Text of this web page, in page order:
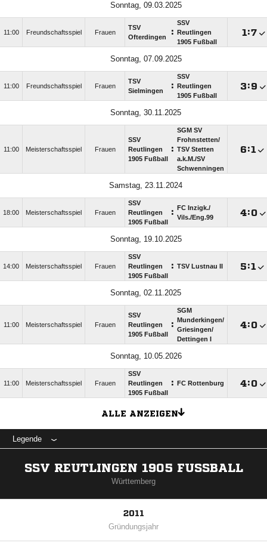
Sonntag, 09.03.2025
11:00 Freundschaftsspiel Frauen
TSV
Ofterdingen
:
SSV
Reutlingen
1905 Fußball
:
Sonntag, 07.09.2025
11:00 Freundschaftsspiel Frauen
TSV
Sielmingen
:
SSV
Reutlingen
1905 Fußball
:
Sonntag, 30.11.2025
11:00 Meisterschaftsspiel Frauen
SSV
Reutlingen
1905 Fußball
:
SGM SV
Frohnstetten/​
TSV Stetten
a.k.M./​SV
Schwenningen
:
Samstag, 23.11.2024
18:00 Meisterschaftsspiel Frauen
SSV
Reutlingen
1905 Fußball
:
FC Inzigk./​
Vils./​Eng.99
:
Sonntag, 19.10.2025
14:00 Meisterschaftsspiel Frauen
SSV
Reutlingen
1905 Fußball
: TSV Lustnau II :
Sonntag, 02.11.2025
11:00 Meisterschaftsspiel Frauen
SSV
Reutlingen
1905 Fußball
:
SGM
Munderkingen/​
Griesingen/​
Dettingen I
:
Sonntag, 10.05.2026
11:00 Meisterschaftsspiel Frauen
SSV
Reutlingen
1905 Fußball
: FC Rottenburg :
ALLE ANZEIGEN
Legende
SSV REUTLINGEN 1905 FUSSBALL
Württemberg
2011
Gründungsjahr